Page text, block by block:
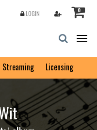
0
LOGIN
Streaming Licensing